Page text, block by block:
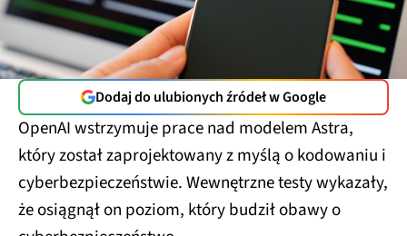
Dodaj do ulubionych źródeł w Google
OpenAI wstrzymuje prace nad modelem Astra,
który został zaprojektowany z myślą o kodowaniu i
cyberbezpieczeństwie. Wewnętrzne testy wykazały,
że osiągnął on poziom, który budził obawy o